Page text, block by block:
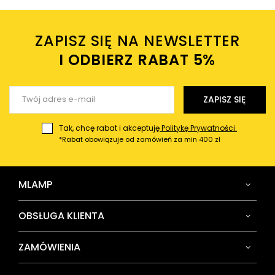
Twoje imię
Twój email
ZAPISZ SIĘ NA NEWSLETTER
I ODBIERZ RABAT 5%ㅤ
ZAPISZ SIĘ
Tak, chcę rabat i akceptujęPolitykę Prywatności.
*Rabat obowiązuje od zamówień za min 400 zł
MLAMP
OBSŁUGA KLIENTA
ZAMÓWIENIA